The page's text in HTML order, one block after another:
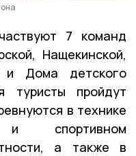
7 команд
Нащекинской,
и Дома детского
туристы пройдут
в технике
спортивном
а также в